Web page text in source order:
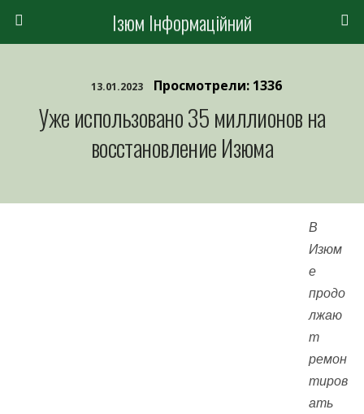
Ізюм Інформаційний
13.01.2023 Просмотрели: 1336
Уже использовано 35 миллионов на
восстановление Изюма
В
Изюм
е
продо
лжаю
т
ремон
тиров
ать